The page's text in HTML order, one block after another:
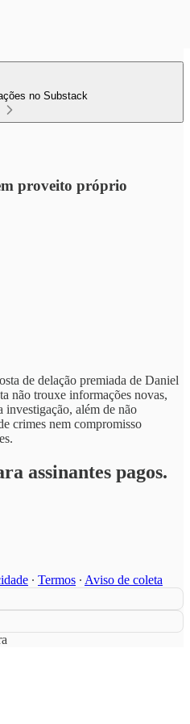
no Substack
proveito próprio
de delação premiada de Daniel
não trouxe informações novas,
investigação, além de não
crimes nem compromisso
assinantes pagos.
∙ Termos ∙ Aviso de coleta